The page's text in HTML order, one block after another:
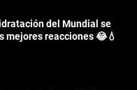
del Mundial se
mejores reacciones 😂💧